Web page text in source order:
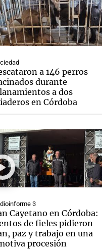
a 146 perros
durante
a dos
en Córdoba
3
Cayetano en Córdoba:
de fieles pidieron
paz y trabajo en una
procesión
Notas